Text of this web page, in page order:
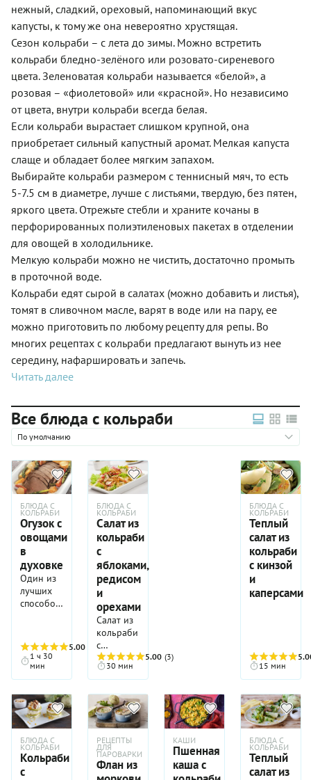
нежный, сладкий, ореховый, напоминающий вкус
капусты, к тому же она невероятно хрустящая.
Сезон кольраби – с лета до зимы. Можно встретить
кольраби бледно-зелёного или розовато-сиреневого
цвета. Зеленоватая кольраби называется «белой», а
розовая – «фиолетовой» или «красной». Но независимо
от цвета, внутри кольраби всегда белая.
Если кольраби вырастает слишком крупной, она
приобретает сильный капустный аромат. Мелкая капуста
слаще и обладает более мягким запахом.
Выбирайте кольраби размером с теннисный мяч, то есть
5-7.5 см в диаметре, лучше с листьями, твердую, без пятен,
яркого цвета. Отрежьте стебли и храните кочаны в
перфорированных полиэтиленовых пакетах в отделении
для овощей в холодильнике.
Мелкую кольраби можно не чистить, достаточно промыть
в проточной воде.
Кольраби едят сырой в салатах (можно добавить и листья),
томят в сливочном масле, варят в воде или на пару, ее
можно приготовить по любому рецепту для репы. Во
многих рецептах с кольраби предлагают вынуть из нее
середину, нафаршировать и запечь.
Читать далее
Все блюда с кольраби
По умолчанию
БЛЮДА С
КОЛЬРАБИ
Огузок с
овощами
в
духовке
Один из
лучших
способов
огузок —
запечь
его с
овощами
в духовке
—
попробуйте,
и вы по
достоинству
оцените
5.00
(4)
1 ч 30
мин
БЛЮДА С
КОЛЬРАБИ
Салат из
кольраби
с
яблоками,
редисом
и
орехами
Салат из
кольраби
с
яблоками,
редисом
и
орехами
порадует
даже
Свежий,
сочный,
хрустящий,
5.00 (3)
30 мин
БЛЮДА С
КОЛЬРАБИ
Теплый
салат из
кольраби
с кинзой
и
каперсами
15 мин
БЛЮДА С
КОЛЬРАБИ
Кольраби
с
РЕЦЕПТЫ
ДЛЯ
ПАРОВАРКИ
Флан из
КАШИ
Пшенная
каша с
БЛЮДА С
КОЛЬРАБИ
Теплый
салат из